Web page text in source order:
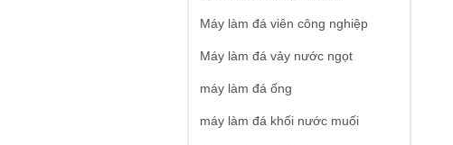
Máy làm đá viên công nghiệp
Máy làm đá vảy nước ngọt
máy làm đá ống
máy làm đá khối nước muối